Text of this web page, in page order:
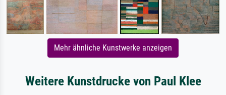
Mehr ähnliche Kunstwerke anzeigen
Weitere Kunstdrucke von Paul Klee